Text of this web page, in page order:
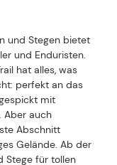
und Stegen bietet
und Enduristen.
hat alles, was
perfekt an das
mit
Aber auch
Abschnitt
Gelände. Ab der
Stege für tollen